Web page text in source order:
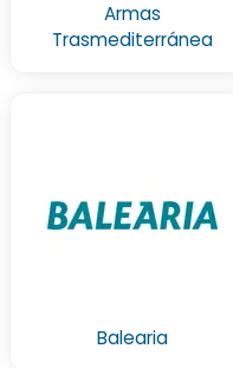
Armas
Trasmediterránea
Balearia